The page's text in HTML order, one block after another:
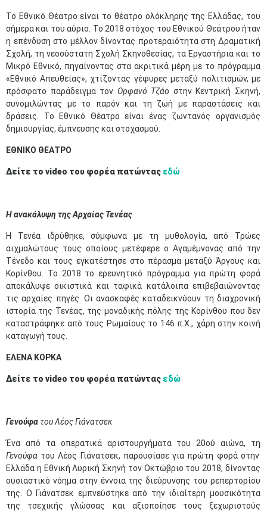
Το Εθνικό Θέατρο είναι το θέατρο ολόκληρης της Ελλάδας, του
σήμερα και του αύριο. Το 2018 στόχος του Εθνικού Θεάτρου ήταν
η επένδυση στο μέλλον δίνοντας προτεραιότητα στη Δραματική
Σχολή, τη νεοσύστατη Σχολή Σκηνοθεσίας, τα Εργαστήρια και το
Μικρό Εθνικό, πηγαίνοντας στα ακριτικά μέρη με το πρόγραμμα
«Εθνικό Απευθείας», χτίζοντας γέφυρες μεταξύ πολιτισμών, με
πρόσφατο παράδειγμα τον Ορφανό Τζάο στην Κεντρική Σκηνή,
συνομιλώντας με το παρόν και τη ζωή με παραστάσεις και
δράσεις. Το Εθνικό Θέατρο είναι ένας ζωντανός οργανισμός
δημιουργίας, έμπνευσης και στοχασμού.
ΕΘΝΙΚΟ ΘΕΑΤΡΟ
Δείτε το video του φορέα πατώντας εδώ
Η ανακάλυψη τηςΑρχαίας Τενέας
Η Τενέα ιδρύθηκε, σύμφωνα με τη μυθολογία, από Τρώες
αιχμαλώτους τους οποίους μετέφερε ο Αγαμέμνονας από την
Τένεδο και τους εγκατέστησε στο πέρασμα μεταξύ Άργους και
Κορίνθου. Το 2018 το ερευνητικό πρόγραμμα για πρώτη φορά
αποκάλυψε οικιστικά και ταφικά κατάλοιπα επιβεβαιώνοντας
τις αρχαίες πηγές. Οι ανασκαφές καταδεικνύουν τη διαχρονική
ιστορία της Τενέας, της μοναδικής πόλης της Κορίνθου που δεν
καταστράφηκε από τους Ρωμαίους το 146 π.Χ., χάρη στην κοινή
καταγωγή τους.
ΕΛΕΝΑ ΚΟΡΚΑ
Δείτε το video του φορέα πατώντας εδώ
Γενούφα του Λέος Γιάνατσεκ
Ένα από τα οπερατικά αριστουργήματα του 20ού αιώνα, τη
Γενούφα του Λέος Γιάνατσεκ, παρουσίασε για πρώτη φορά στην
Ελλάδα η Εθνική Λυρική Σκηνή τον Οκτώβριο του 2018, δίνοντας
ουσιαστικό νόημα στην έννοια της διεύρυνσης του ρεπερτορίου
της. Ο Γιάνατσεκ εμπνεύστηκε από την ιδιαίτερη μουσικότητα
της τσεχικής γλώσσας και αξιοποίησε τους ξεχωριστούς